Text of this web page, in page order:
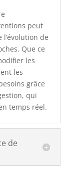
peut
de
Que ce
les
les
grâce
qui
temps réel.
de